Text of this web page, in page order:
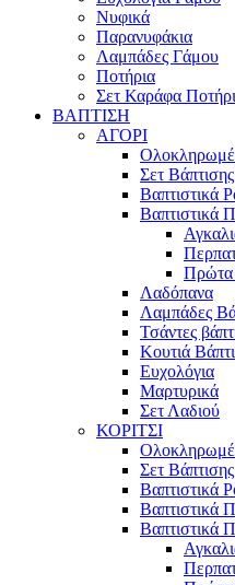
Νυφικά
Παρανυφάκια
Λαμπάδες Γάμου
Ποτήρια
Σετ Καράφα Ποτήρι
ΒΑΠΤΙΣΗ
ΑΓΟΡΙ
Σετ Βάπτισης
Βαπτιστικά
Βαπτιστικά
Πρώτα
Λαδόπανα
Λαμπάδες
Τσάντες
Κουτιά
Ευχολόγια
Μαρτυρικά
Σετ Λαδιού
ΚΟΡΙΤΣΙ
Σετ Βάπτισης
Βαπτιστικά
Βαπτιστικά
Βαπτιστικά